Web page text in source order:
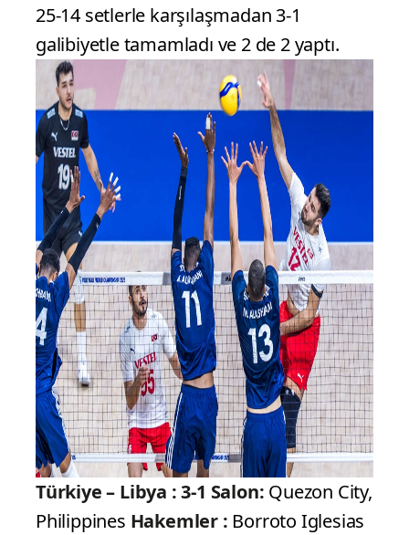
25-14 setlerle karşılaşmadan 3-1
galibiyetle tamamladı ve 2 de 2 yaptı.
Türkiye – Libya : 3-1 Salon: Quezon City,
Philippines Hakemler : Borroto Iglesias